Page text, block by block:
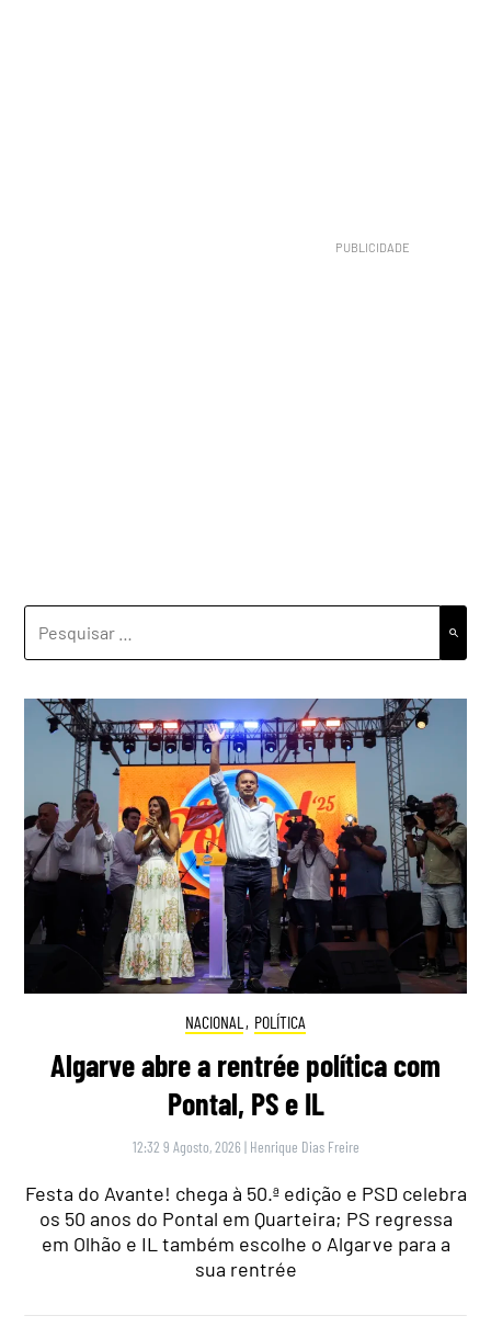
NACIONAL , POLÍTICA
Algarve abre a rentrée política com
Pontal, PS e IL
12:32 9 Agosto, 2026 | Henrique Dias Freire
Festa do Avante! chega à 50.ª edição e PSD celebra
os 50 anos do Pontal em Quarteira; PS regressa
em Olhão e IL também escolhe o Algarve para a
sua rentrée